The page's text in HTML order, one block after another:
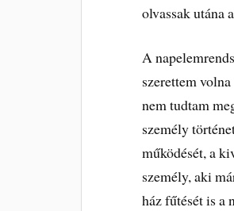
olvassak utána
A
szerettem
nem tudtam
személy
működését, a
személy, aki
ház fűtését is a